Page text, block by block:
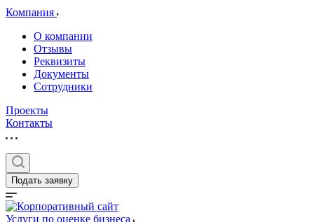
Компания
О компании
Отзывы
Реквизиты
Документы
Сотрудники
Проекты
Контакты
Подать заявку
Услуги по оценке бизнеса